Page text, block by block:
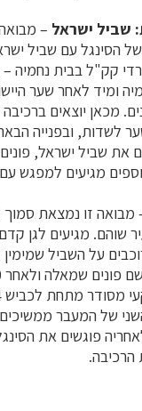
שביל ישראל –
הסינגל עם שביל
ומיד לאחר שער
מכאן יוצאים ברכיבה
לשדות, ובפנייה
את שביל ישראל,
מבואה זו נמצאת
שוהם. מגיעים לגן
קדם 96, רוכבים על השביל
של המעבר ממשיכים
פוגשים את